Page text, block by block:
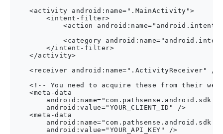
    <activity android:name=".MainActivity">
        <intent-filter>
<action
<category
        </intent-filter>
    </activity>
    <receiver android:name=".ActivityReceiver" />
<!-- You need to acquire these from their
    <meta-data
        android:value="YOUR_CLIENT_ID" />
    <meta-data
        android:value="YOUR_API_KEY" />